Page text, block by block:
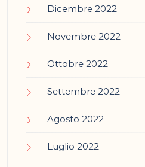
Dicembre 2022
Novembre 2022
Ottobre 2022
Settembre 2022
Agosto 2022
Luglio 2022